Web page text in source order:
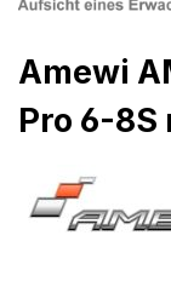
Amewi
Pro 6-8S